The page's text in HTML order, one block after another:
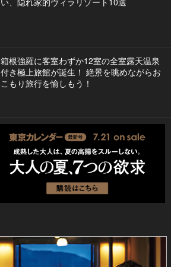
箱根強羅に客室わずか12室の全室露天温泉
付き極上旅館が誕生！ 絶景を眺めながらお
こもり旅行を愉しもう！